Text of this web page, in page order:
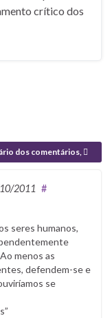
crítico dos
dos comentários,
2011 #
seres humanos,
menos as
defendem-se e
se